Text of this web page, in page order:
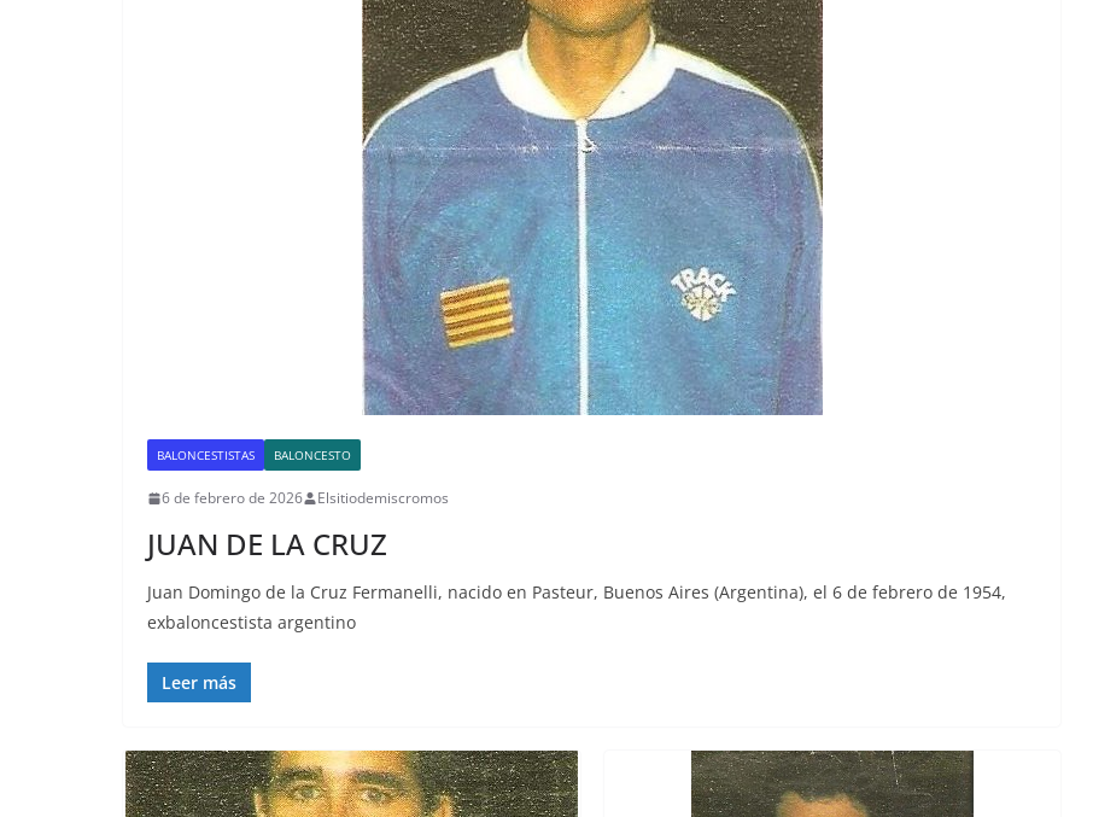
BALONCESTISTAS BALONCESTO
6 de febrero de 2026 Elsitiodemiscromos
JUAN DE LA CRUZ
Juan Domingo de la Cruz Fermanelli, nacido en Pasteur, Buenos Aires (Argentina), el 6 de febrero de 1954,
exbaloncestista argentino
Leer más